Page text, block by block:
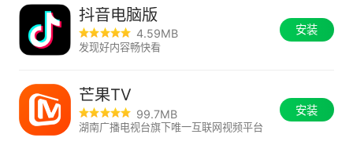
抖音电脑版
4.59MB
发现好内容畅快看
安装
芒果TV
99.7MB
湖南广播电视台旗下唯一互联网视频平台
安装